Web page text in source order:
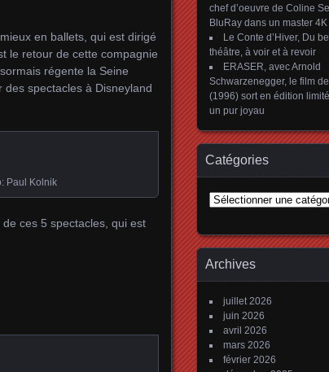
en ballets, qui est dirigé
le retour de cette compagnie
régente la Seine
des spectacles à Disneyland
Paul Kolnik
ces 5 spectacles, qui est
chef d’oeuvre de Coline
BluRay dans un master
Le Conte d’Hiver, Du
théâtre, à voir et à revoir
ERASER, avec Arnold
Schwarzenegger, le film
(1996) sort en édition
un pur joyau
Catégories
Catégories
Archives
juillet 2026
juin 2026
avril 2026
mars 2026
février 2026